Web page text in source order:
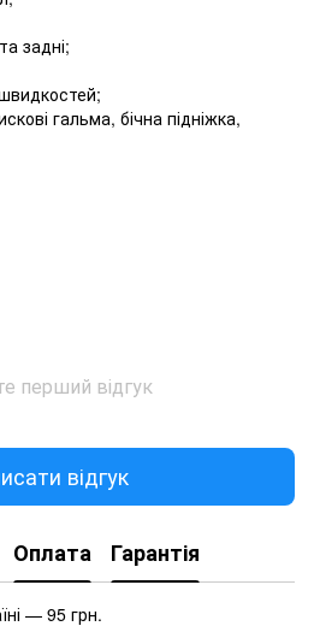
задні;
гальма, бічна підніжка,
перший відгук
відгук
Оплата Гарантія
— 95 грн.